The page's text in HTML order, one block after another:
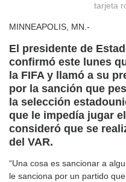
tarjeta
MINNEAPOLIS, MN.-
El presidente de
confirmó este lunes
la FIFA y llamó a su
por la sanción que
la selección
que le impedía jugar
consideró que se
del VAR.
“Una cosa es sancionar a
le sanciona por un partido